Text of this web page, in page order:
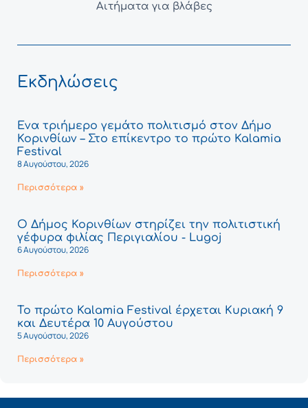
Αιτήματα για βλάβες
Εκδηλώσεις
Ένα τριήμερο γεμάτο πολιτισμό στον Δήμο
Κορινθίων – Στο επίκεντρο το πρώτο Kalamia
Festival
8 Αυγούστου, 2026
Περισσότερα »
Ο Δήμος Κορινθίων στηρίζει την πολιτιστική
γέφυρα φιλίας Περιγιαλίου - Lugoj
6 Αυγούστου, 2026
Περισσότερα »
Το πρώτο Kalamia Festival έρχεται Κυριακή 9
και Δευτέρα 10 Αυγούστου
5 Αυγούστου, 2026
Περισσότερα »